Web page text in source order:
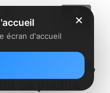
de l’Arcep,
sa plainte
✕
écran d'accueil